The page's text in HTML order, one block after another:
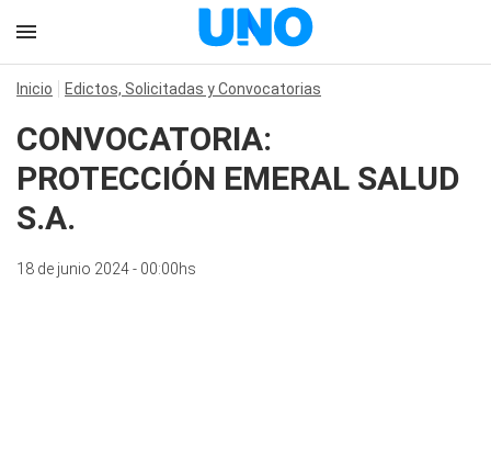
Inicio Edictos, Solicitadas y Convocatorias
CONVOCATORIA:
PROTECCIÓN EMERAL SALUD
S.A.
18 de junio 2024 - 00:00hs